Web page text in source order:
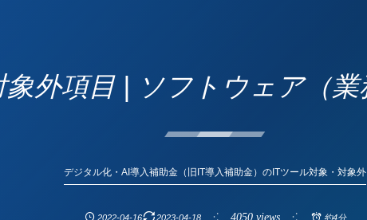
外項目 | ソフトウェア（業
デジタル化・AI導入補助金（旧IT導入補助金）のITツール対象・対象外
2022-04-16 2023-04-18 4050 views 約4分